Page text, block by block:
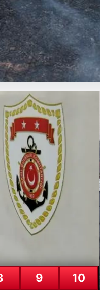
yangın
“ Tunceli’nin çeşitli
9 10